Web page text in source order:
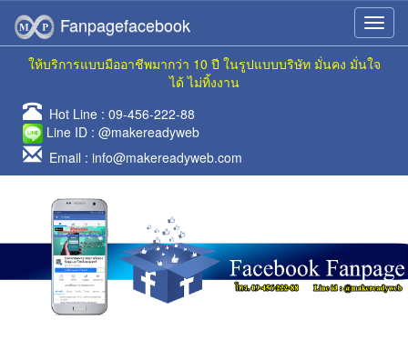
Fanpagefacebook
ให้บริการแบบมืออาชีพมากว่า 10 ปี ในรูปแบบบริษัท มั่นคง มั่นใจ
ได้ ไม่ทิ้งงาน
Hot Line : 09-456-222-88
Line ID : @makereadyweb
Email : info@makereadyweb.com